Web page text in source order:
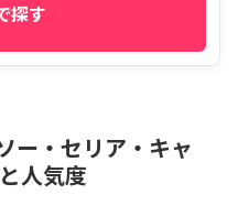
探す
ー・セリア・キャ
人気度